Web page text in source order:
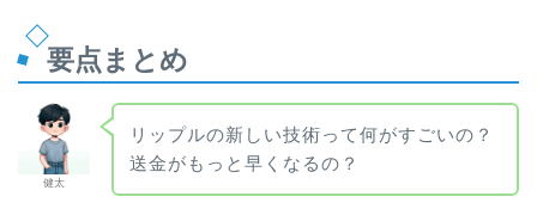
要点まとめ
健太
リップルの新しい技術って何がすごいの？
送金がもっと早くなるの？